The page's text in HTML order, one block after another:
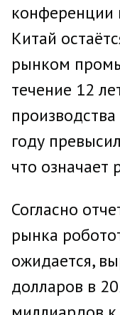
конференции
Китай
рынком
течение 12
году
что означает
Согласно
рынка
ожидается,
долларов в